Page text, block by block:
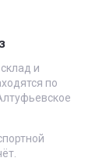
и
по